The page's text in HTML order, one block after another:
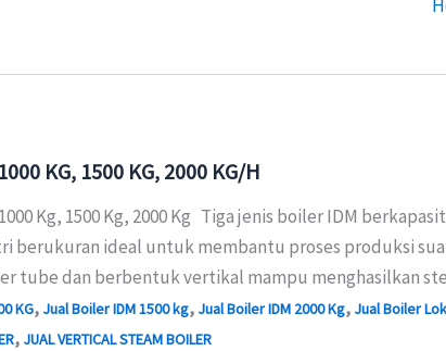
KG, 1500 KG, 2000 KG/H
Kg, 1500 Kg, 2000 Kg Tiga jenis boiler IDM
berukuran ideal untuk membantu proses produksi
tube dan berbentuk vertikal mampu menghasilkan
KG, Jual Boiler IDM 1500 kg, Jual Boiler IDM 2000 Kg, Jual Boiler
, JUAL VERTICAL STEAM BOILER